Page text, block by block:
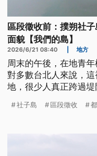
區段徵收前：撲朔社
面貌【我們的島】
2026/6/21 08:40 地方
周末的午後，在地青
對多數台北人來說，
地，很少人真正跨過堤
社子島 區段徵收